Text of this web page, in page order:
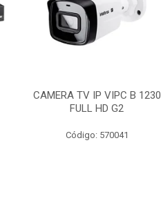
CAMERA TV IP VIPC B 1230
FULL HD G2
Código: 570041